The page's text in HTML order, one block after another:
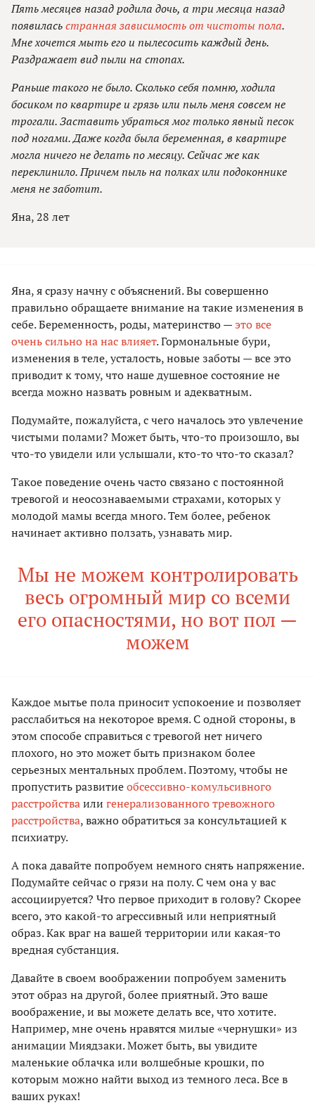
Пять месяцев назад родила дочь, а три месяца назад
появиласьстранная зависимость от чистоты пола.
Мне хочется мыть его и пылесосить каждый день.
Раздражает вид пыли на стопах.
Раньше такого не было. Сколько себя помню, ходила
босиком по квартире и грязь или пыль меня совсем не
трогали. Заставить убраться мог только явный песок
под ногами. Даже когда была беременная, в квартире
могла ничего не делать по месяцу. Сейчас же как
переклинило. Причем пыль на полках или подоконнике
меня не заботит.
Яна, 28 лет
Яна, я сразу начну с объяснений. Вы совершенно
правильно обращаете внимание на такие изменения в
себе. Беременность, роды, материнство —это все
очень сильно на нас влияет. Гормональные бури,
изменения в теле, усталость, новые заботы — все это
приводит к тому, что наше душевное состояние не
всегда можно назвать ровным и адекватным.
Подумайте, пожалуйста, с чего началось это увлечение
чистыми полами? Может быть, что-то произошло, вы
что-то увидели или услышали, кто-то что-то сказал?
Такое поведение очень часто связано с постоянной
тревогой и неосознаваемыми страхами, которых у
молодой мамы всегда много. Тем более, ребенок
начинает активно ползать, узнавать мир.
Мы не можем контролировать
весь огромный мир со всеми
его опасностями, но вот пол —
можем
Каждое мытье пола приносит успокоение и позволяет
расслабиться на некоторое время. С одной стороны, в
этом способе справиться с тревогой нет ничего
плохого, но это может быть признаком более
серьезных ментальных проблем. Поэтому, чтобы не
пропустить развитиеобсессивно-комульсивного
расстройстваили генерализованного тревожного
расстройства, важно обратиться за консультацией к
психиатру.
А пока давайте попробуем немного снять напряжение.
Подумайте сейчас о грязи на полу. С чем она у вас
ассоциируется? Что первое приходит в голову? Скорее
всего, это какой-то агрессивный или неприятный
образ. Как враг на вашей территории или какая-то
вредная субстанция.
Давайте в своем воображении попробуем заменить
этот образ на другой, более приятный. Это ваше
воображение, и вы можете делать все, что хотите.
Например, мне очень нравятся милые «чернушки» из
анимации Миядзаки. Может быть, вы увидите
маленькие облачка или волшебные крошки, по
которым можно найти выход из темного леса. Все в
ваших руках!